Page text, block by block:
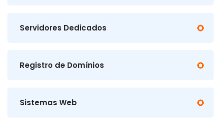
Servidores Dedicados
Registro de Domínios
Sistemas Web